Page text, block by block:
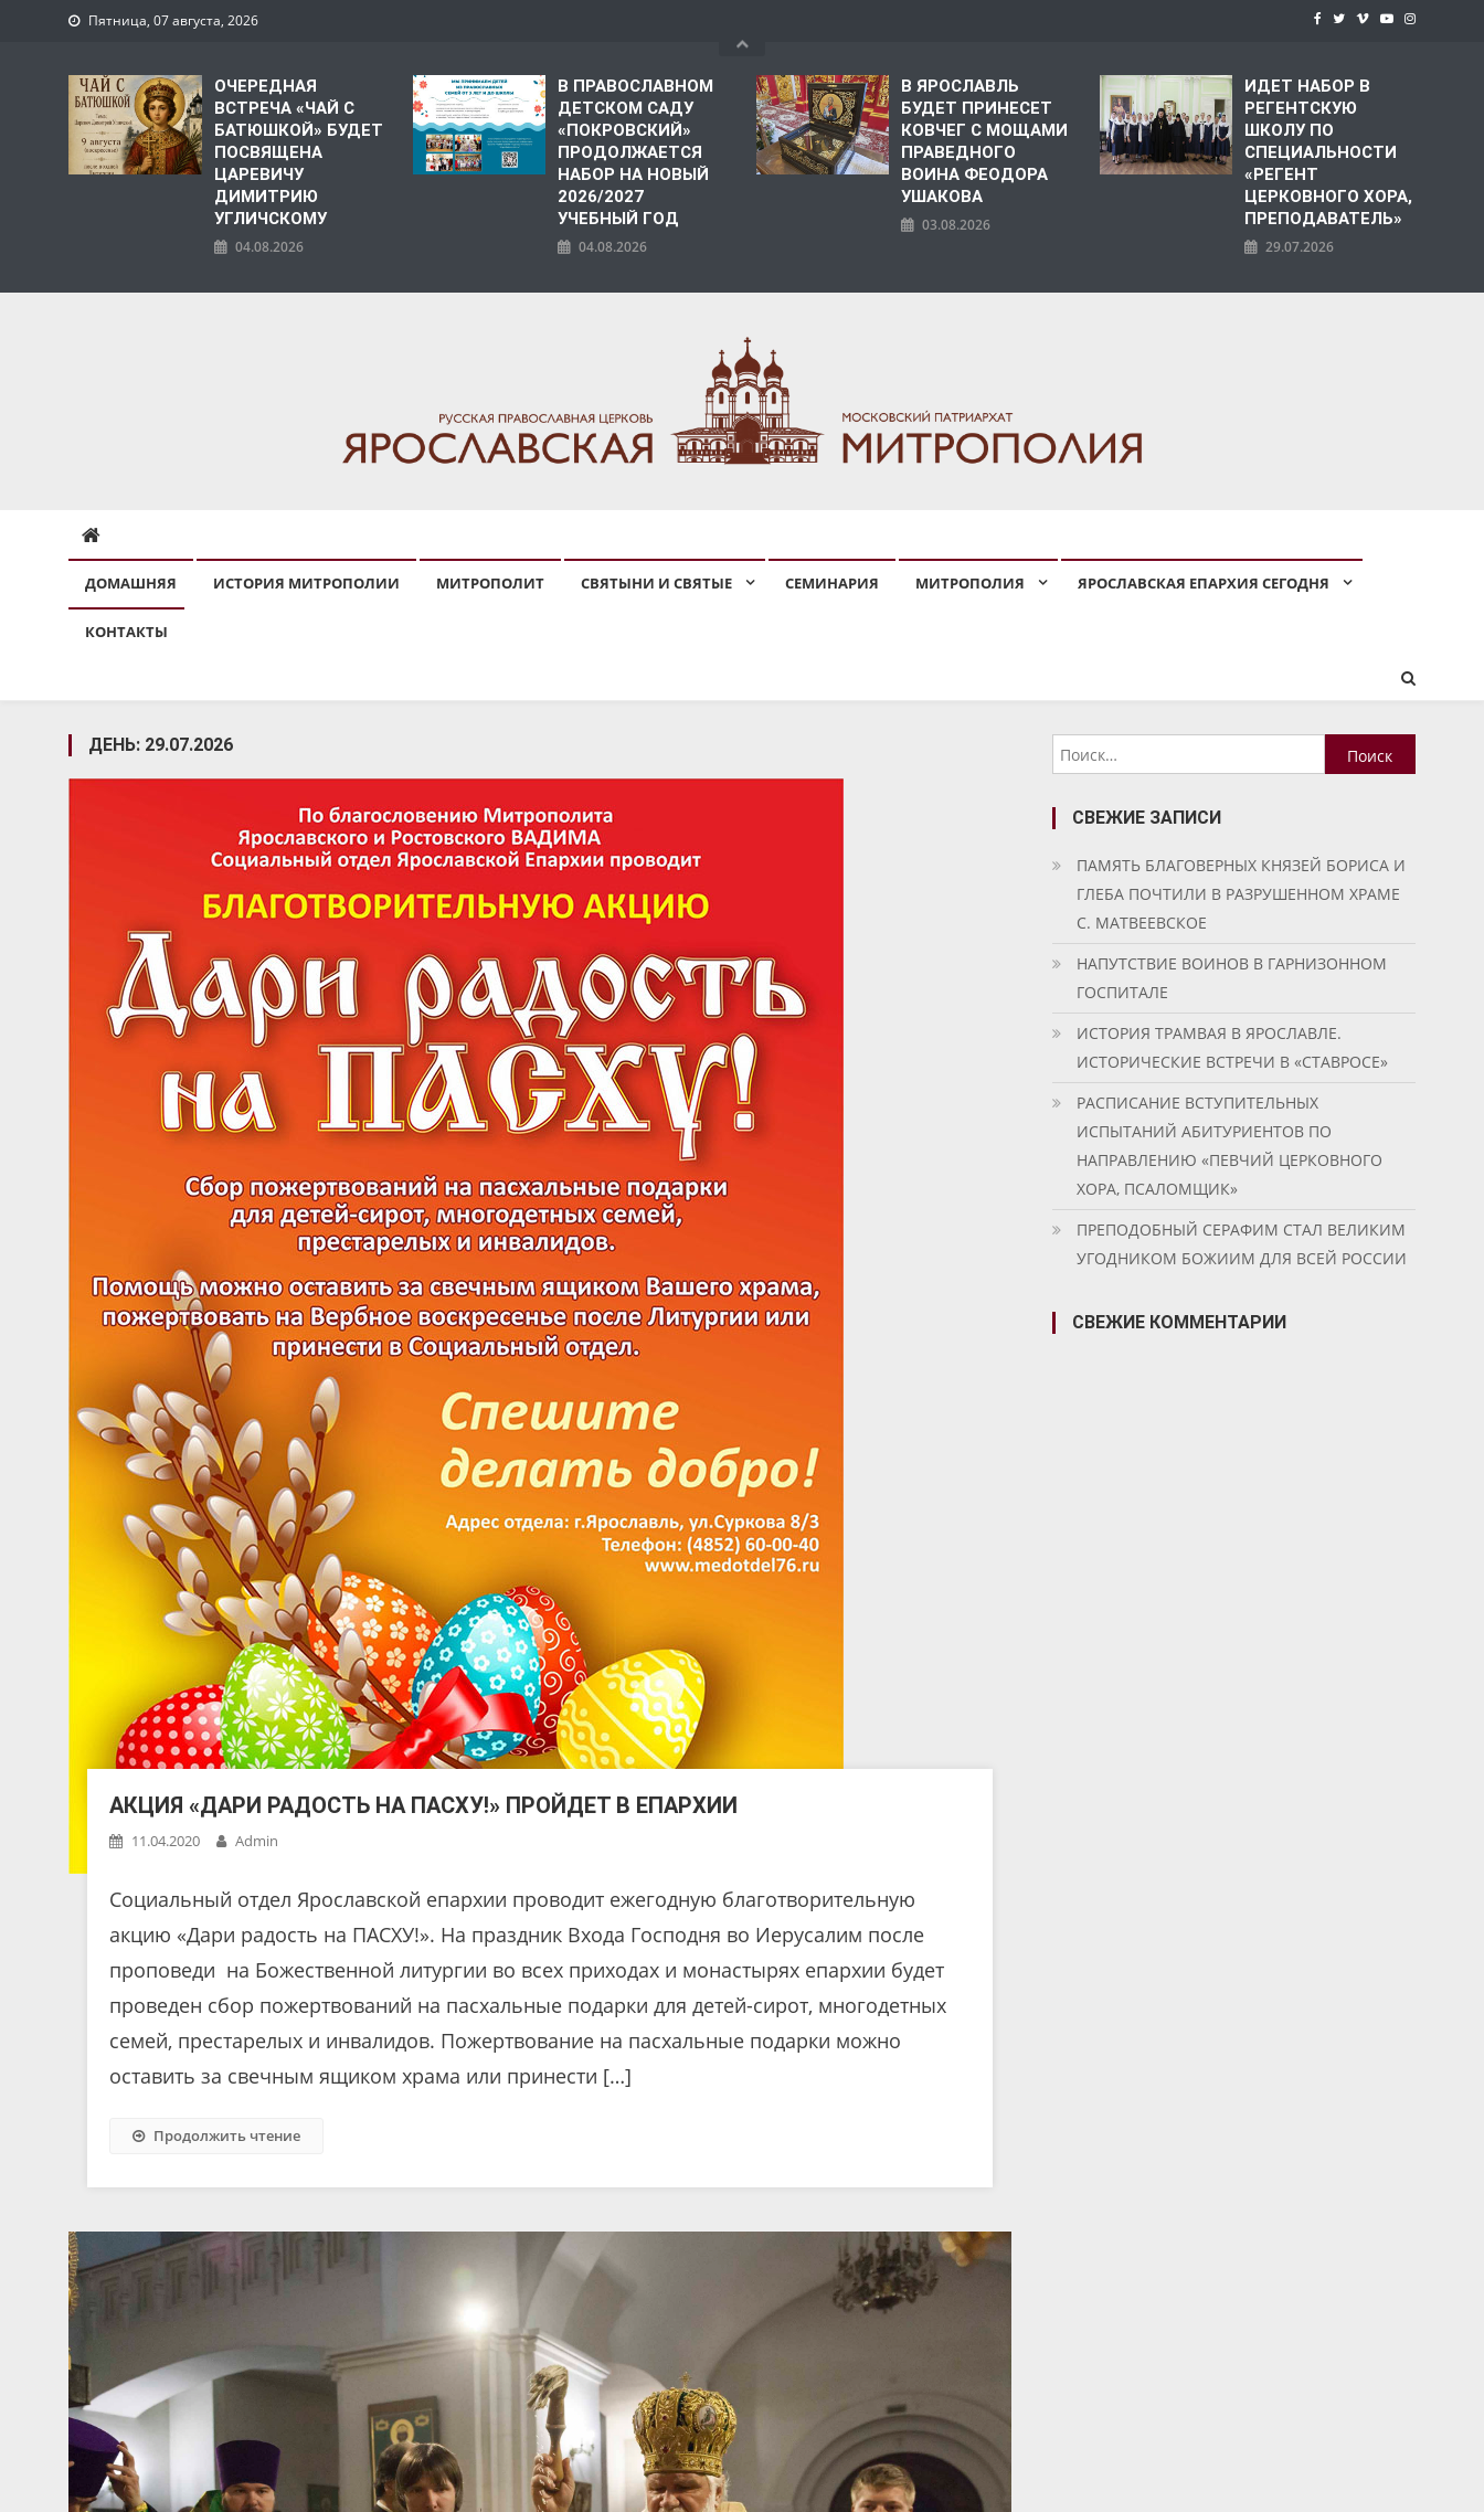
Пятница, 07 августа, 2026
ОЧЕРЕДНАЯ
ВСТРЕЧА «ЧАЙ С
БАТЮШКОЙ» БУДЕТ
ПОСВЯЩЕНА
ЦАРЕВИЧУ
ДИМИТРИЮ
УГЛИЧСКОМУ
04.08.2026
В ПРАВОСЛАВНОМ
ДЕТСКОМ САДУ
«ПОКРОВСКИЙ»
ПРОДОЛЖАЕТСЯ
НАБОР НА НОВЫЙ
2026/2027
УЧЕБНЫЙ ГОД
04.08.2026
В ЯРОСЛАВЛЬ
БУДЕТ ПРИНЕСЕТ
КОВЧЕГ С МОЩАМИ
ПРАВЕДНОГО
ВОИНА ФЕОДОРА
УШАКОВА
03.08.2026
ИДЕТ НАБОР В
РЕГЕНТСКУЮ
ШКОЛУ ПО
СПЕЦИАЛЬНОСТИ
«РЕГЕНТ
ЦЕРКОВНОГО ХОРА,
ПРЕПОДАВАТЕЛЬ»
29.07.2026
ДОМАШНЯЯ ИСТОРИЯ МИТРОПОЛИИ МИТРОПОЛИТ СВЯТЫНИ И СВЯТЫЕ СЕМИНАРИЯ МИТРОПОЛИЯ ЯРОСЛАВСКАЯ ЕПАРХИЯ СЕГОДНЯ
КОНТАКТЫ
ДЕНЬ: 29.07.2026
АКЦИЯ «ДАРИ РАДОСТЬ НА ПАСХУ!» ПРОЙДЕТ В ЕПАРХИИ
11.04.2020 Admin
Социальный отдел Ярославской епархии проводит ежегодную благотворительную
акцию «Дари радость на ПАСХУ!». На праздник Входа Господня во Иерусалим после
проповеди на Божественной литургии во всех приходах и монастырях епархии будет
проведен сбор пожертвований на пасхальные подарки для детей-сирот, многодетных
семей, престарелых и инвалидов. Пожертвование на пасхальные подарки можно
оставить за свечным ящиком храма или принести […]
Продолжить чтение
Найти:
СВЕЖИЕ ЗАПИСИ
ПАМЯТЬ БЛАГОВЕРНЫХ КНЯЗЕЙ БОРИСА И
ГЛЕБА ПОЧТИЛИ В РАЗРУШЕННОМ ХРАМЕ
С. МАТВЕЕВСКОЕ
НАПУТСТВИЕ ВОИНОВ В ГАРНИЗОННОМ
ГОСПИТАЛЕ
ИСТОРИЯ ТРАМВАЯ В ЯРОСЛАВЛЕ.
ИСТОРИЧЕСКИЕ ВСТРЕЧИ В «СТАВРОСЕ»
РАСПИСАНИЕ ВСТУПИТЕЛЬНЫХ
ИСПЫТАНИЙ АБИТУРИЕНТОВ ПО
НАПРАВЛЕНИЮ «ПЕВЧИЙ ЦЕРКОВНОГО
ХОРА, ПСАЛОМЩИК»
ПРЕПОДОБНЫЙ СЕРАФИМ СТАЛ ВЕЛИКИМ
УГОДНИКОМ БОЖИИМ ДЛЯ ВСЕЙ РОССИИ
СВЕЖИЕ КОММЕНТАРИИ